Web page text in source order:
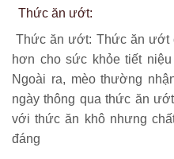
Thức ăn ướt:
Thức ăn ướt: Thức ăn ướt
hơn cho sức khỏe tiết
Ngoài ra, mèo thường
ngày thông qua thức ăn
với thức ăn khô nhưng
đáng